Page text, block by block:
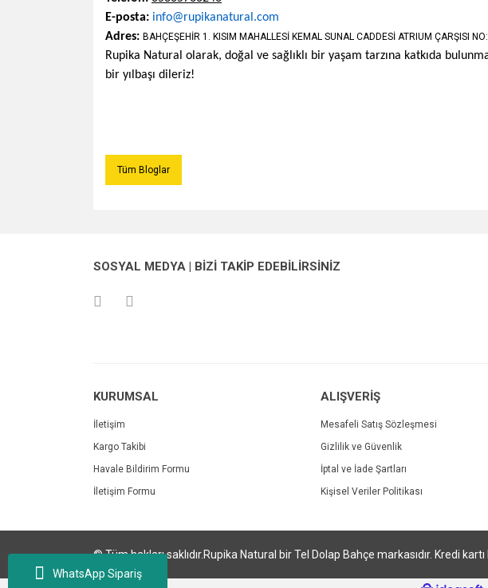
WhatsApp Sipariş
E-posta: info@rupikanatural.com
Adres: BAHÇEŞEHİR 1. KISIM MAHALLESİ KEMAL SUNAL CADDESİ ATRIUM ÇARŞISI
Rupika Natural olarak, doğal ve sağlıklı bir yaşam tarzına katkıda
bir yılbaşı dileriz!
Tüm Bloglar
SOSYAL MEDYA | BİZİ TAKİP EDEBİLİRSİNİZ
KURUMSAL
İletişim
Kargo Takibi
Havale Bildirim Formu
İletişim Formu
ALIŞVERİŞ
Mesafeli Satış Sözleşmesi
Gizlilik ve Güvenlik
İptal ve İade Şartları
Kişisel Veriler Politikası
© Tüm hakları saklıdır.Rupika Natural bir Tel Dolap Bahçe markasıdır. Kredi